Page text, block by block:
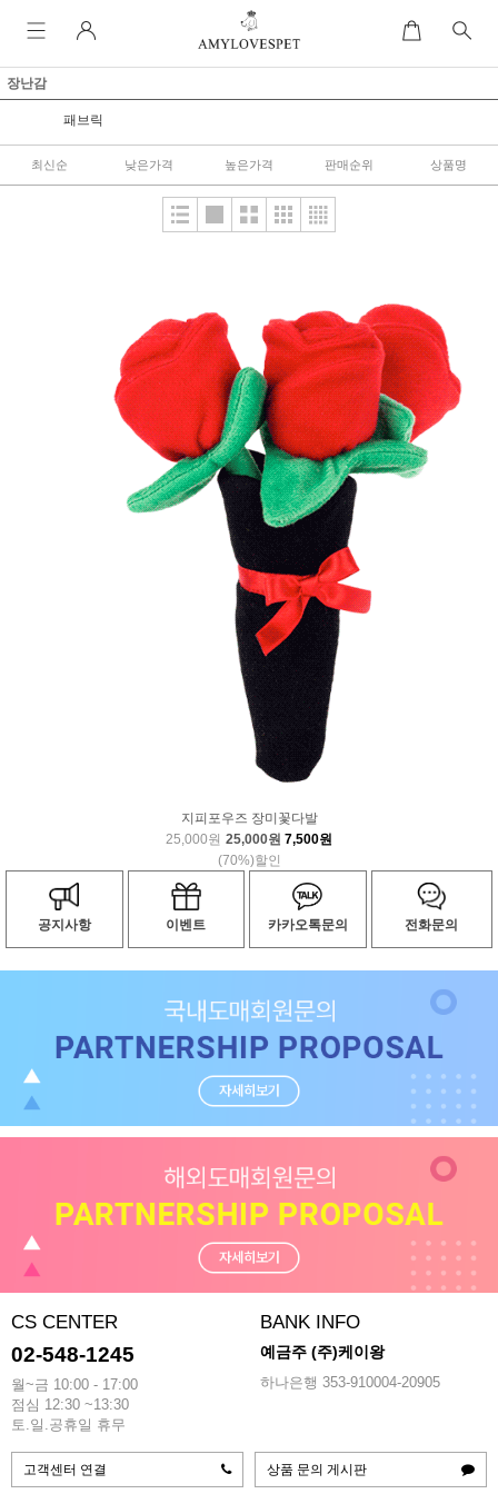
장난감
패브릭
최신순 낮은가격 높은가격 판매순위 상품명
지피포우즈 장미꽃다발
25,000원 25,000원 7,500원
(70%)할인
공지사항 이벤트 카카오톡문의 전화문의
CS CENTER
02-548-1245
월~금 10:00 - 17:00
점심 12:30 ~13:30
토.일.공휴일 휴무
BANK INFO
예금주 (주)케이왕
하나은행 353-910004-20905
고객센터 연결 상품 문의 게시판